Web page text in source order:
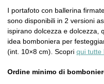
I portafoto con ballerina
sono disponibili in 2 versioni
ispirano dolcezza e dolcezza,
idea bomboniera per
(int. 10×8 cm). Scopri qui tutte
Ordine minimo di